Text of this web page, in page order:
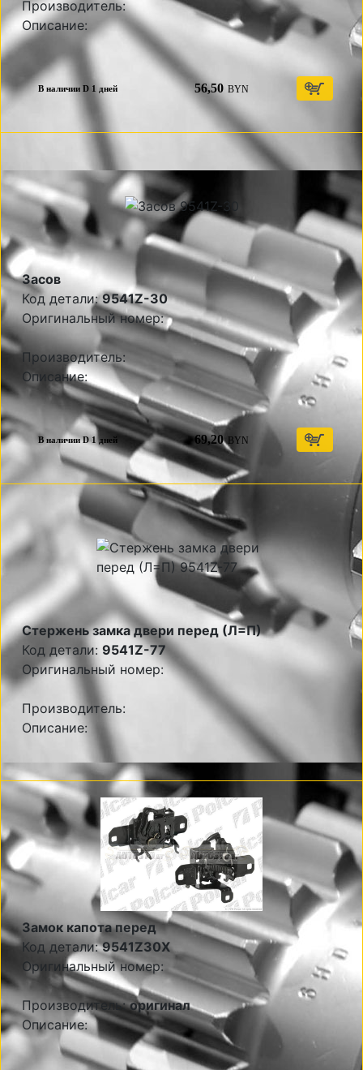
Производитель:
Описание:
В наличии D 1 дней 56,50 BYN
Засов
Код детали:9541Z-30
Оригинальный номер:
Производитель:
Описание:
В наличии D 1 дней 69,20 BYN
Стержень замка двери перед (Л=П)
Код детали: 9541Z-77
Оригинальный номер:
Производитель:
Описание:
Замок капота перед
Код детали:9541Z30X
Оригинальный номер:
Производитель:оригинал
Описание: